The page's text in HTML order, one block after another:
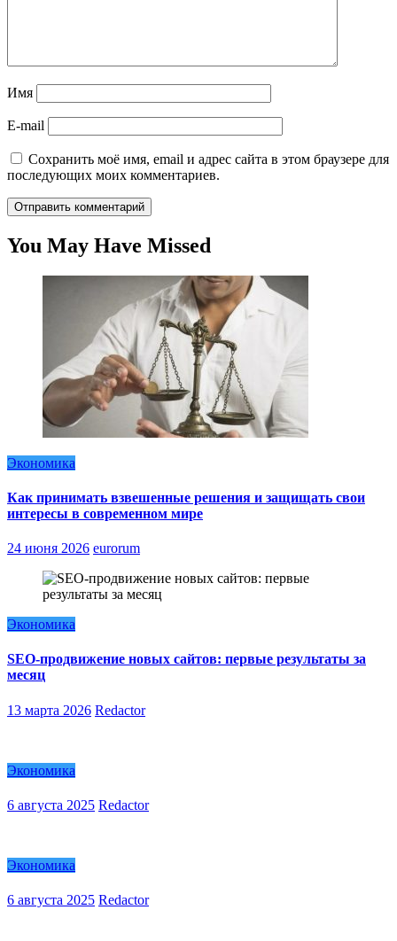
Имя
E-mail
Сохранить моё имя, email и адрес сайта в этом браузере для
последующих моих комментариев.
You May Have Missed
Экономика
Как принимать взвешенные решения и защищать свои
интересы в современном мире
24 июня 2026 eurorum
Экономика
SEO-продвижение новых сайтов: первые результаты за
месяц
13 марта 2026 Redactor
Экономика
6 августа 2025 Redactor
Экономика
6 августа 2025 Redactor